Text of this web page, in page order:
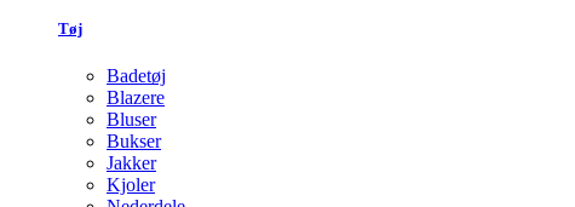
Tøj
Badetøj
Blazere
Bluser
Bukser
Jakker
Kjoler